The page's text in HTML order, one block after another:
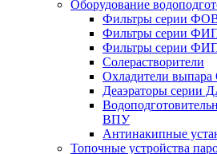
Оборудование
Фильтры серии
Фильтры серии
Фильтры серии
Солерастворители
Охладители
Деаэраторы серии
ВПУ
Антинакипные
Топочные устройства